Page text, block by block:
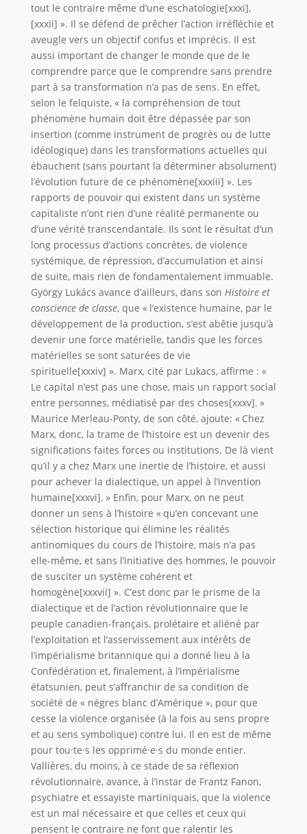
tout le contraire même d’une eschatologie[xxxi],
[xxxii] ». Il se défend de prêcher l’action irréfléchie et
aveugle vers un objectif confus et imprécis. Il est
aussi important de changer le monde que de le
comprendre parce que le comprendre sans prendre
part à sa transformation n’a pas de sens. En effet,
selon le felquiste, « la compréhension de tout
phénomène humain doit être dépassée par son
insertion (comme instrument de progrès ou de lutte
idéologique) dans les transformations actuelles qui
ébauchent (sans pourtant la déterminer absolument)
l’évolution future de ce phénomène[xxxiii] ». Les
rapports de pouvoir qui existent dans un système
capitaliste n’ont rien d’une réalité permanente ou
d’une vérité transcendantale. Ils sont le résultat d’un
long processus d’actions concrètes, de violence
systémique, de répression, d’accumulation et ainsi
de suite, mais rien de fondamentalement immuable.
György Lukács avance d’ailleurs, dans son Histoire et
conscience de classe, que « l’existence humaine, par le
développement de la production, s’est abêtie jusqu’à
devenir une force matérielle, tandis que les forces
matérielles se sont saturées de vie
spirituelle[xxxiv] ». Marx, cité par Lukacs, affirme : «
Le capital n’est pas une chose, mais un rapport social
entre personnes, médiatisé par des choses[xxxv]. »
Maurice Merleau-Ponty, de son côté, ajoute: « Chez
Marx, donc, la trame de l’histoire est un devenir des
significations faites forces ou institutions. De là vient
qu’il y a chez Marx une inertie de l’histoire, et aussi
pour achever la dialectique, un appel à l’invention
humaine[xxxvi]. » Enfin, pour Marx, on ne peut
donner un sens à l’histoire « qu’en concevant une
sélection historique qui élimine les réalités
antinomiques du cours de l’histoire, mais n’a pas
elle-même, et sans l’initiative des hommes, le pouvoir
de susciter un système cohérent et
homogène[xxxvii] ». C’est donc par le prisme de la
dialectique et de l’action révolutionnaire que le
peuple canadien-français, prolétaire et aliéné par
l’exploitation et l’asservissement aux intérêts de
l’impérialisme britannique qui a donné lieu à la
Confédération et, finalement, à l’impérialisme
étatsunien, peut s’affranchir de sa condition de
société de « nègres blanc d’Amérique », pour que
cesse la violence organisée (à la fois au sens propre
et au sens symbolique) contre lui. Il en est de même
pour tou·te·s les opprimé·e·s du monde entier.
Vallières, du moins, à ce stade de sa réflexion
révolutionnaire, avance, à l’instar de Frantz Fanon,
psychiatre et essayiste martiniquais, que la violence
est un mal nécessaire et que celles et ceux qui
pensent le contraire ne font que ralentir les